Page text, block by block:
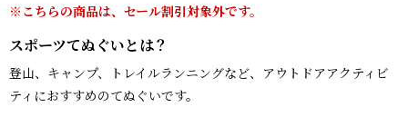
※こちらの商品は、セール割引対象外です。
スポーツてぬぐいとは？
登山、キャンプ、トレイルランニングなど、アウトドアアクティビ
ティにおすすめのてぬぐいです。